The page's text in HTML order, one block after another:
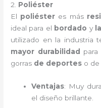
2. Poliéster
El poliéster es más
ideal para el bordado y
utilizado en la industria
mayor durabilidad
gorras de deportes o de
Ventajas: Muy
el diseño brillante.